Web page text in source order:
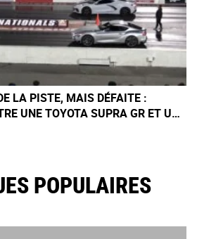
LA PISTE, MAIS DÉFAITE :
UNE TOYOTA SUPRA GR ET UNE
POPULAIRES